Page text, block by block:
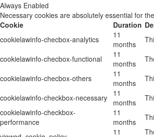
Always Enabled
Necessary cookies are absolutely essential for
Cookie
Duration
cookielawinfo-checbox-analytics
11
months
cookielawinfo-checbox-functional
11
months
cookielawinfo-checbox-others
11
months
cookielawinfo-checkbox-necessary
11
months
cookielawinfo-checkbox-
performance
11
months
11